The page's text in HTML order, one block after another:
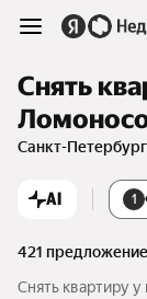
Снять
Санкт-
AI 1
421 предложение
Снять квартиру